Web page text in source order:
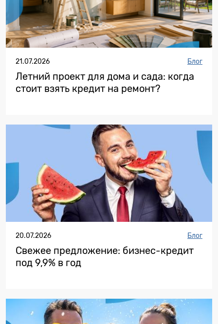
21.07.2026 Блог
Летний проект для дома и сада: когда
стоит взять кредит на ремонт?
20.07.2026 Блог
Свежее предложение: бизнес-кредит
под 9,9% в год